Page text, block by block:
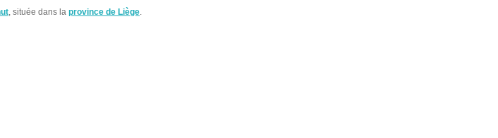
, située dans la province de Liège.